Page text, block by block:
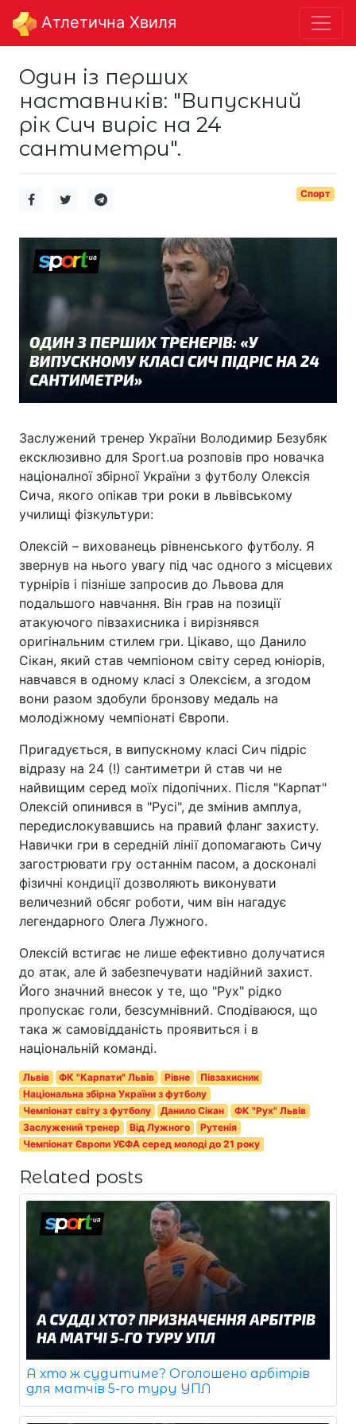
Aтлетична Хвиля
Один із перших
наставників: "Випускний
рік Сич виріс на 24
сантиметри".
Спорт
Заслужений тренер України Володимир Безубяк
ексклюзивно для Sport.ua розповів про новачка
націоналної збірної України з футболу Олексія
Сича, якого опікав три роки в львівському
училищі фізкультури:
Олексій – вихованець рівненського футболу. Я
звернув на нього увагу під час одного з місцевих
турнірів і пізніше запросив до Львова для
подальшого навчання. Він грав на позиції
атакуючого півзахисника і вирізнявся
оригінальним стилем гри. Цікаво, що Данило
Сікан, який став чемпіоном світу серед юніорів,
навчався в одному класі з Олексієм, а згодом
вони разом здобули бронзову медаль на
молодіжному чемпіонаті Європи.
Пригадується, в випускному класі Сич підріс
відразу на 24 (!) сантиметри й став чи не
найвищим серед моїх підопічних. Після "Карпат"
Олексій опинився в "Русі", де змінив амплуа,
передислокувавшись на правий фланг захисту.
Навички гри в середній лінії допомагають Сичу
загострювати гру останнім пасом, а досконалі
фізичні кондиції дозволяють виконувати
величезний обсяг роботи, чим він нагадує
легендарного Олега Лужного.
Олексій встигає не лише ефективно долучатися
до атак, але й забезпечувати надійний захист.
Його значний внесок у те, що "Рух" рідко
пропускає голи, безсумнівний. Сподіваюся, що
така ж самовідданість проявиться і в
національній команді.
Львів ФК "Карпати" Львів Рівне
Півзахисник
Національна збірна України з футболу
Чемпіонат світу з футболу
Данило Сікан
ФК "Рух" Львів
Заслужений тренер
Від Лужного
Рутенія
Чемпіонат Європи УЄФА серед молоді до 21 року
Related posts
А хто ж судитиме? Оголошено арбітрів
для матчів 5-го туру УПЛ